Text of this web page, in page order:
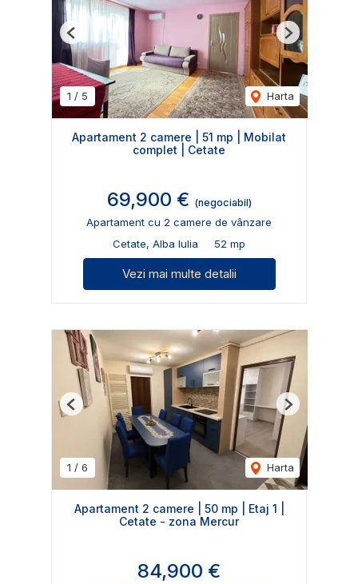
1 / 5 Harta
Previous Next
Apartament 2 camere | 51 mp | Mobilat
complet | Cetate
69,900 € (negociabil)
Apartament cu 2 camere de vânzare
Cetate, Alba Iulia
52 mp
Vezi mai multe detalii
1 / 6 Harta
Previous Next
Apartament 2 camere | 50 mp | Etaj 1 |
Cetate - zona Mercur
84,900 €